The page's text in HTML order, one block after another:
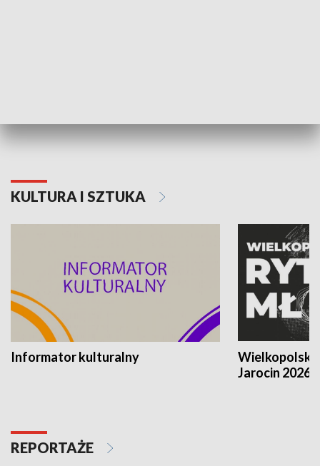
KULTURA I SZTUKA
Informator kulturalny
Jarocin 2026
REPORTAŻE